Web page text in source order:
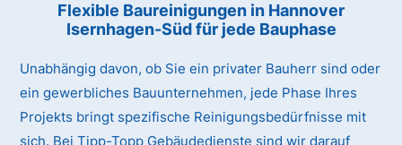
Flexible Baureinigungen in Hannover
Isernhagen-Südfür jede Bauphase
Unabhängig davon, ob Sie ein privater Bauherr sind oder
ein gewerbliches Bauunternehmen, jede Phase Ihres
Projekts bringt spezifische Reinigungsbedürfnisse mit
sich. Bei Tipp-Topp Gebäudedienste sind wir darauf